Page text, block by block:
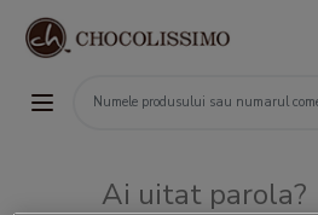
Ai uitat parola?